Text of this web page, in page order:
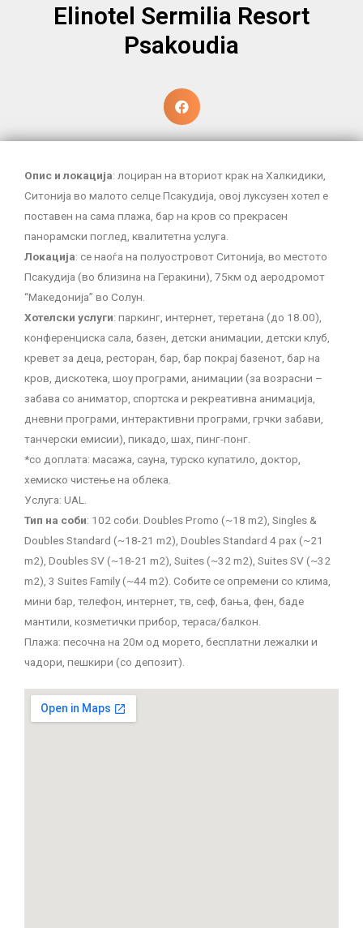
Elinotel Sermilia Resort
Psakoudia
Опис и локација: лоциран на вториот крак на Халкидики,
Ситонија во малото селце Псакудија, овој луксузен хотел е
поставен на сама плажа, бар на кров со прекрасен
панорамски поглед, квалитетна услуга.
Локација: се наоѓа на полуостровот Ситонија, во местото
Псакудија (во близина на Геракини), 75км од аеродромот
“Македонија” во Солун.
Хотелски услуги: паркинг, интернет, теретана (до 18.00),
конференциска сала, базен, детски анимации, детски клуб,
кревет за деца, ресторан, бар, бар покрај базенот, бар на
кров, дискотека, шоу програми, анимации (за возрасни –
забава со аниматор, спортска и рекреативна анимација,
дневни програми, интерактивни програми, грчки забави,
танчерски емисии), пикадо, шах, пинг-понг.
*со доплата: масажа, сауна, турско купатило, доктор,
хемиско чистење на облека.
Услуга: UAL.
Тип на соби: 102 соби. Doubles Promo (~18 m2), Singles &
Doubles Standard (~18-21 m2), Doubles Standard 4 pax (~21
m2), Doubles SV (~18-21 m2), Suites (~32 m2), Suites SV (~32
m2), 3 Suites Family (~44 m2). Собите се опремени со клима,
мини бар, телефон, интернет, тв, сеф, бања, фен, баде
мантили, козметички прибор, тераса/балкон.
Плажа: песочна на 20м од морето, бесплатни лежалки и
чадори, пешкири (со депозит).